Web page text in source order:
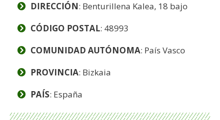
DIRECCIÓN: Benturillena Kalea, 18 bajo
CÓDIGO POSTAL: 48993
COMUNIDAD AUTÓNOMA: País Vasco
PROVINCIA: Bizkaia
PAÍS: España